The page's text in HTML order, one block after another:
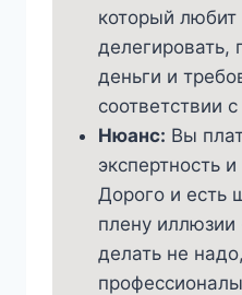
который любит
делегировать,
деньги и
соответствии
Нюанс: Вы
экспертность
Дорого и есть
плену иллюзии
делать не